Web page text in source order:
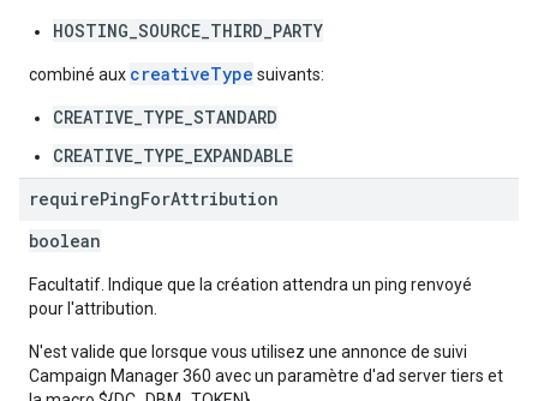
HOSTING_SOURCE_THIRD_PARTY
combiné aux creativeType suivants:
CREATIVE_TYPE_STANDARD
CREATIVE_TYPE_EXPANDABLE
requirePingForAttribution
boolean
Facultatif. Indique que la création attendra un ping renvoyé
pour l'attribution.
N'est valide que lorsque vous utilisez une annonce de suivi
Campaign Manager 360 avec un paramètre d'ad server tiers et